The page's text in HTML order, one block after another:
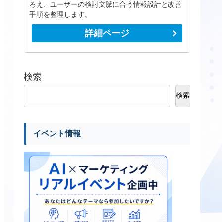
ろえ、ユーザーの検討文脈に合う情報設計と改善
手順を整理します。
詳細ページ
検索
検索
イベント情報